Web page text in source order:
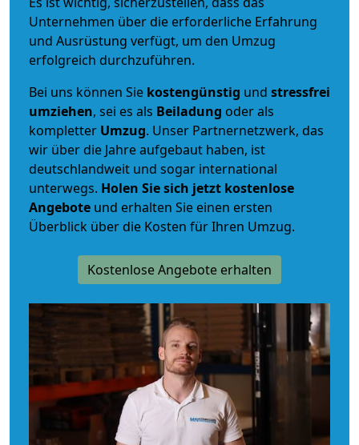
Unternehmen über die erforderliche Erfahrung
und Ausrüstung verfügt, um den Umzug
erfolgreich durchzuführen.
Bei uns können Sie kostengünstig und stressfrei
umziehen, sei es als Beiladung oder als
kompletter Umzug. Unser Partnernetzwerk, das
wir über die Jahre aufgebaut haben, ist
deutschlandweit und sogar international
unterwegs. Holen Sie sich jetzt kostenlose
Angebote und erhalten Sie einen ersten
Überblick über die Kosten für Ihren Umzug.
Kostenlose Angebote erhalten